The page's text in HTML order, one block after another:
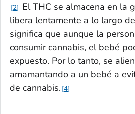
2
El THC se almacena en la
libera lentamente a lo largo
significa que aunque la
consumir cannabis, el bebé
expuesto. Por lo tanto, se
amamantando a un bebé a
de cannabis. 4